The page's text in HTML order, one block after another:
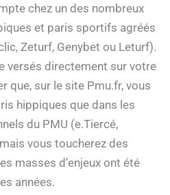
chez un des nombreux
et paris sportifs agréés
Zeturf, Genybet ou Leturf).
versés directement sur votre
que, sur le site Pmu.fr, vous
hippiques que dans les
du PMU (e.Tiercé,
vous toucherez des
masses d’enjeux ont été
années.